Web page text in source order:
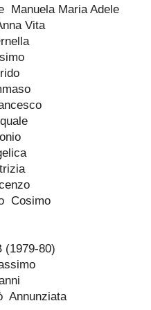
Maria Adele
Vita
Cosimo
(1979-80)